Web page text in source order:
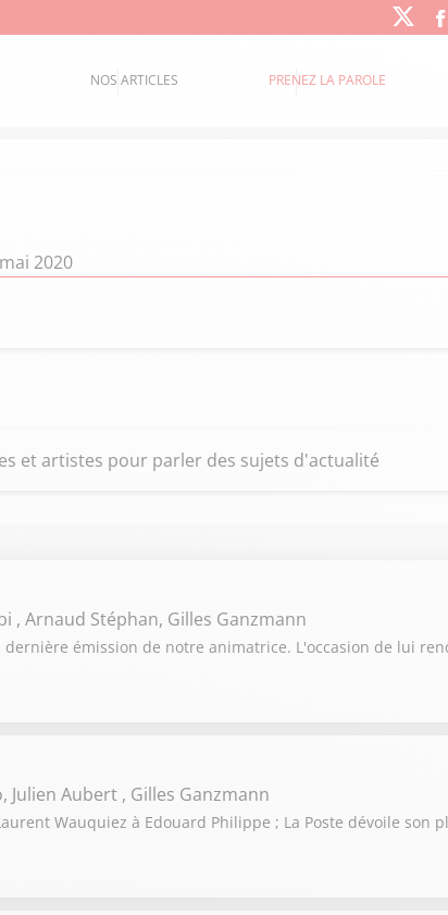
NOS ARTICLES PRENEZ LA PAROLE
2020
et artistes pour parler des sujets d'actualité
, Arnaud Stéphan, Gilles Ganzmann
émission de notre animatrice. L'occasion de lui
Julien Aubert , Gilles Ganzmann
Wauquiez à Edouard Philippe ; La Poste dévoile son